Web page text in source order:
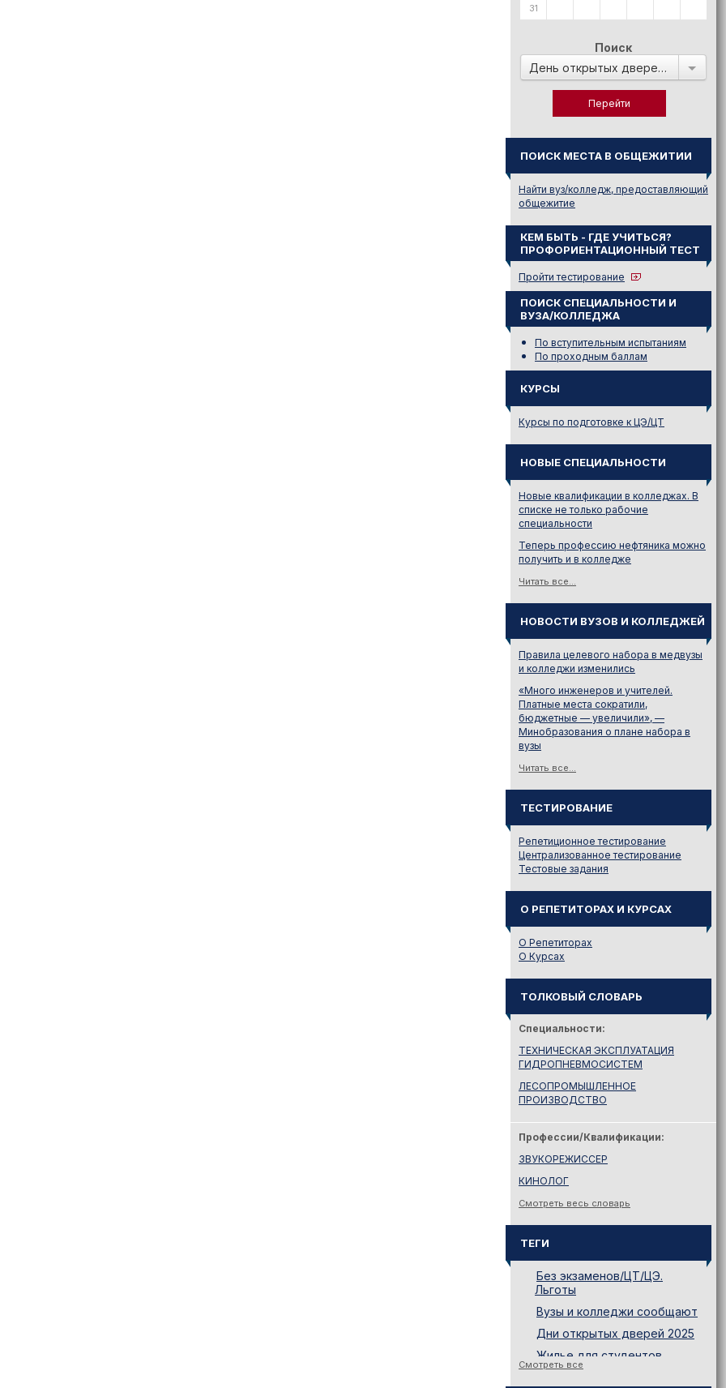
31
Поиск
День открытых дверей в:
ПОИСК МЕСТА В ОБЩЕЖИТИИ
Найти вуз/колледж, предоставляющий
общежитие
КЕМ БЫТЬ - ГДЕ УЧИТЬСЯ?
ПРОФОРИЕНТАЦИОННЫЙ ТЕСТ
Пройти тестирование
ПОИСК СПЕЦИАЛЬНОСТИ И
ВУЗА/КОЛЛЕДЖА
По вступительным испытаниям
По проходным баллам
КУРСЫ
Курсы по подготовке к ЦЭ/ЦТ
НОВЫЕ СПЕЦИАЛЬНОСТИ
Новые квалификации в колледжах. В
списке не только рабочие
специальности
Теперь профессию нефтяника можно
получить и в колледже
Читать все...
НОВОСТИ ВУЗОВ И КОЛЛЕДЖЕЙ
Правила целевого набора в медвузы
и колледжи изменились
«Много инженеров и учителей.
Платные места сократили,
бюджетные — увеличили», —
Минобразования о плане набора в
вузы
Читать все...
ТЕСТИРОВАНИЕ
Репетиционное тестирование
Централизованное тестирование
Тестовые задания
О РЕПЕТИТОРАХ И КУРСАХ
О Репетиторах
О Курсах
ТОЛКОВЫЙ СЛОВАРЬ
Специальности:
ТЕХНИЧЕСКАЯ ЭКСПЛУАТАЦИЯ
ГИДРОПНЕВМОСИСТЕМ
ЛЕСОПРОМЫШЛЕННОЕ
ПРОИЗВОДСТВО
Профессии/Квалификации:
ЗВУКОРЕЖИССЕР
КИНОЛОГ
Смотреть весь словарь
ТЕГИ
Без экзаменов/ЦТ/ЦЭ.
Льготы
Вузы и колледжи сообщают
Дни открытых дверей 2025
Жилье для студентов
Смотреть все